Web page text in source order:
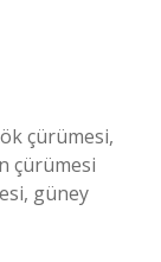
çürümesi,
çürümesi
güney